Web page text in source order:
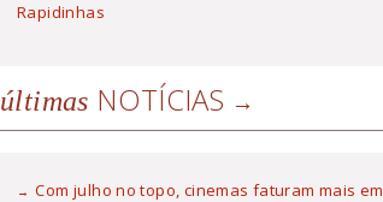
Rapidinhas
últimas NOTÍCIAS
Com julho no topo, cinemas faturam mais em